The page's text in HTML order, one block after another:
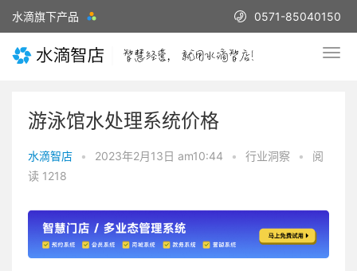
水滴旗下产品 0571-85040150
游泳馆水处理系统价格
水滴智店 • 2023年2月13日 am10:44 • 行业洞察 •
阅
读 1218